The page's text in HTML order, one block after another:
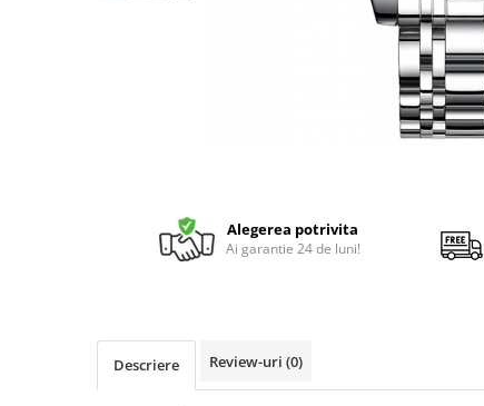
Alegerea potrivita
Ai garantie 24 de luni!
Descriere Review-uri (0)